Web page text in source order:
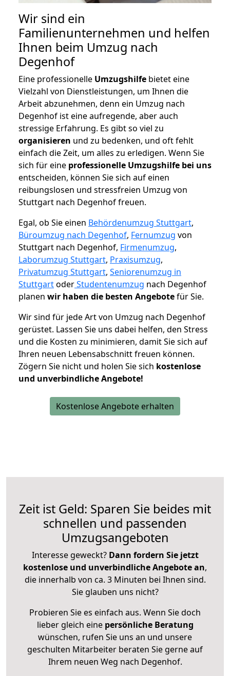
Wir sind ein
Familienunternehmen und helfen
Ihnen beim Umzug nach
Degenhof
Eine professionelle Umzugshilfe bietet eine
Vielzahl von Dienstleistungen, um Ihnen die
Arbeit abzunehmen, denn ein Umzug nach
Degenhof ist eine aufregende, aber auch
stressige Erfahrung. Es gibt so viel zu
organisieren und zu bedenken, und oft fehlt
einfach die Zeit, um alles zu erledigen. Wenn Sie
sich für eine professionelle Umzugshilfe bei uns
entscheiden, können Sie sich auf einen
reibungslosen und stressfreien Umzug von
Stuttgart nach Degenhof freuen.
Egal, ob Sie einen Behördenumzug Stuttgart,
Büroumzug nach Degenhof, Fernumzug von
Stuttgart nach Degenhof, Firmenumzug,
Laborumzug Stuttgart, Praxisumzug,
Privatumzug Stuttgart, Seniorenumzug in
StuttgartoderStudentenumzug nach Degenhof
planen wir haben die besten Angebotefür Sie.
Wir sind für jede Art von Umzug nach Degenhof
gerüstet. Lassen Sie uns dabei helfen, den Stress
und die Kosten zu minimieren, damit Sie sich auf
Ihren neuen Lebensabschnitt freuen können.
Zögern Sie nicht und holen Sie sich kostenlose
und unverbindliche Angebote!
Kostenlose Angebote erhalten
Zeit ist Geld: Sparen Sie beides mit
schnellen und passenden
Umzugsangeboten
Interesse geweckt? Dann fordern Sie jetzt
kostenlose und unverbindliche Angebote an,
die innerhalb von ca. 3 Minuten bei Ihnen sind.
Sie glauben uns nicht?
Probieren Sie es einfach aus. Wenn Sie doch
lieber gleich eine persönliche Beratung
wünschen, rufen Sie uns an und unsere
geschulten Mitarbeiter beraten Sie gerne auf
Ihrem neuen Weg nach Degenhof.